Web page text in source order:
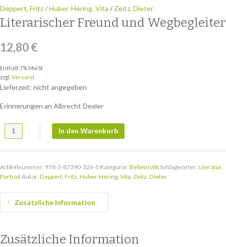
Deppert, Fritz/Huber-Hering, Vita / Zeitz, Dieter
Literarischer Freund und Wegbegleiter
12,80€
Enthält 7% MwSt.
zzgl. Versand
Lieferzeit: nicht angegeben
Erinnerungen an Albrecht Dexler
Literarischer Freund und Wegbegleiter Menge
In den Warenkorb
Artikelnummer: 978-3-87390-326-5 Kategorie: Belletristik Schlagwörter: Literatur,
PortraitAutor: Deppert, Fritz Huber-Hering, Vita Zeitz, Dieter
Zusätzliche Information
Zusätzliche Information